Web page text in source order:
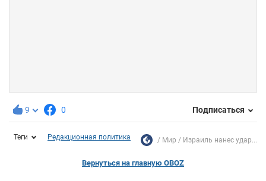
9 0 Подписаться
Теги Редакционная политика Мир Израиль нанес удар...
Вернуться на главную OBOZ